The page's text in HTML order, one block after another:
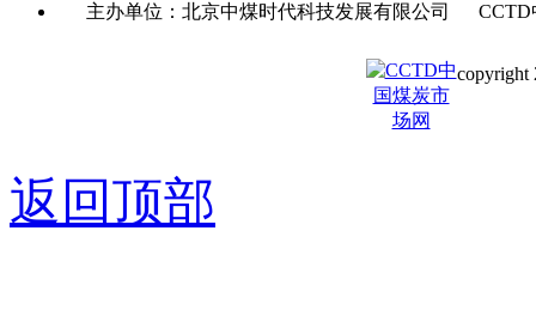
主办单位：北京中煤时代科技发展有限公司
copyright
返回顶部